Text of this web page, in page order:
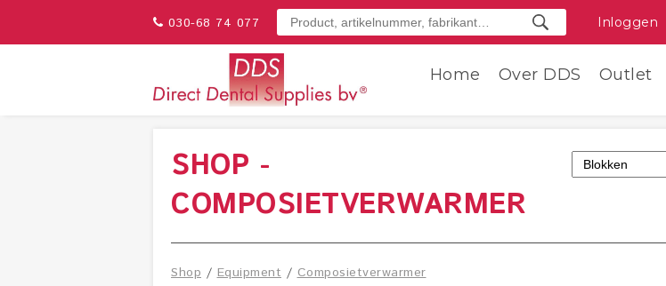
030-68 74 077 Inloggen
Home Over DDS Outlet
SHOP -
COMPOSIETVERWARMER
Shop /Equipment /Composietverwarmer